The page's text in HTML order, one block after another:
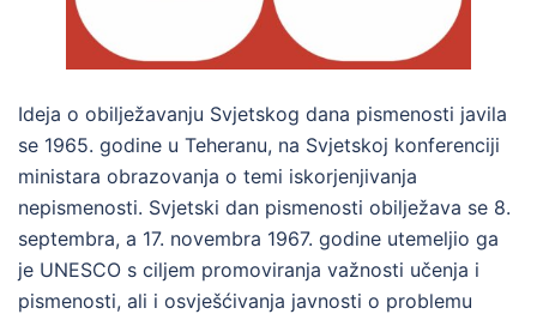
Ideja o obilježavanju Svjetskog dana pismenosti javila
se 1965. godine u Teheranu, na Svjetskoj konferenciji
ministara obrazovanja o temi iskorjenjivanja
nepismenosti. Svjetski dan pismenosti obilježava se 8.
septembra, a 17. novembra 1967. godine utemeljio ga
je UNESCO s ciljem promoviranja važnosti učenja i
pismenosti, ali i osvješćivanja javnosti o problemu